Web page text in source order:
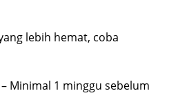
lebih hemat, coba
– Minimal 1 minggu sebelum